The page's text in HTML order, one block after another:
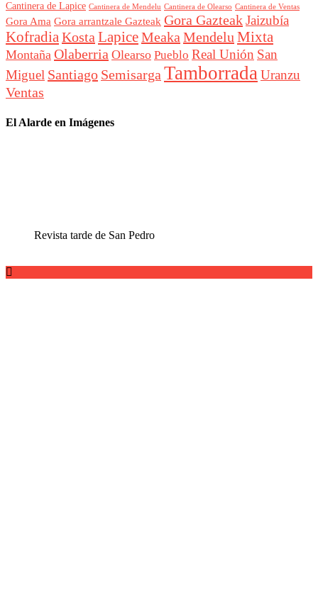
Cantinera de Lapice Cantinera de Mendelu Cantinera de Olearso Cantinera de Ventas
Gora Ama Gora arrantzale Gazteak Gora GazteakJaizubía
KofradiaKostaLapiceMeakaMendeluMixta
Montaña Olaberria Olearso Pueblo Real Unión San
Miguel Santiago SemisargaTamborradaUranzu
Ventas
El Alarde en Imágenes
Revista tarde de San Pedro